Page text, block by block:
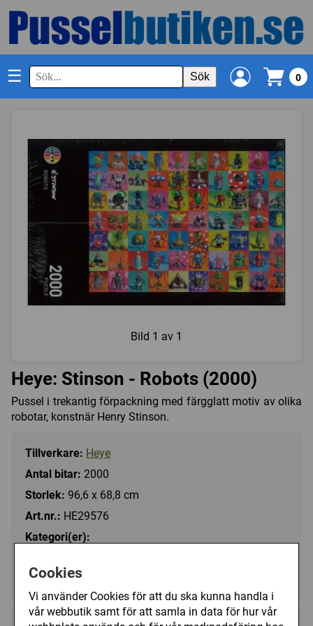
Cookies
Vi använder Cookies för att du ska kunna handla i
vår webbutik samt för att samla in data för hur vår
☰ Sök 0
Bild 1 av 1
Heye: Stinson - Robots (2000)
Pussel i trekantig förpackning med färgglatt motiv av olika
robotar, konstnär Henry Stinson.
Tillverkare: Heye
Antal bitar: 2000
Storlek: 96,6 x 68,8 cm
Art.nr.: HE29576
Kategori(er):
Fantasy/Övrigt